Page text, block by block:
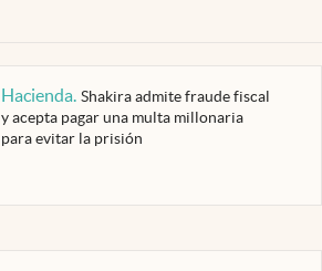
Hacienda. Shakira admite fraude fiscal
y acepta pagar una multa millonaria
para evitar la prisión